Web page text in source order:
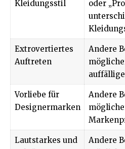
Kleidungsstil
oder
Extrovertiertes
Auftreten
Andere
Vorliebe für
Designermarken
Andere
Lautstarkes und
Andere